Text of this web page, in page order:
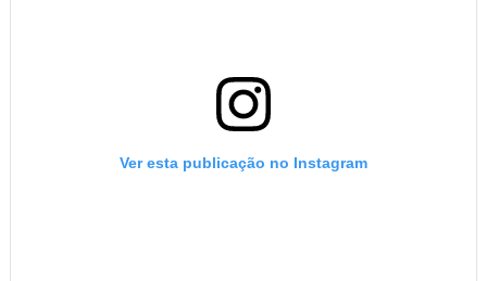
Ver esta publicação no Instagram